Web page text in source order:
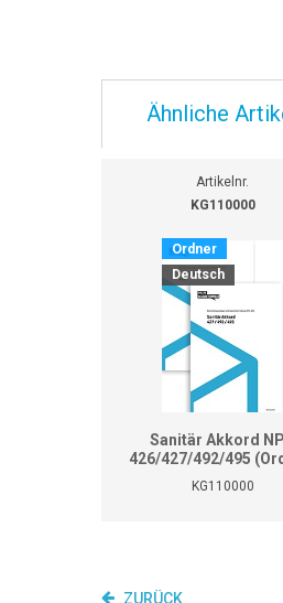
Ähnliche
Artikelnr.
KG110000
Ordner
Deutsch
Sanitär Akkord
426/427/492/495
KG110000
ZURÜCK